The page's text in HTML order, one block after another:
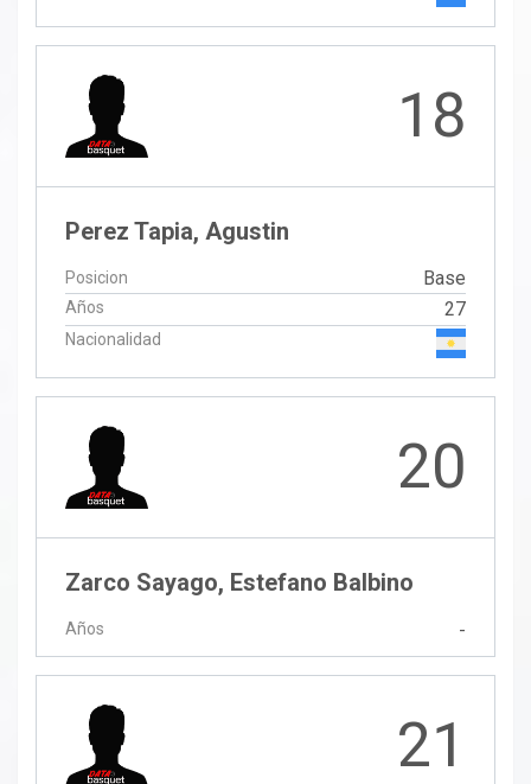
18
Perez Tapia, Agustin
Posicion Base
Años 27
Nacionalidad
20
Zarco Sayago, Estefano Balbino
Años -
21